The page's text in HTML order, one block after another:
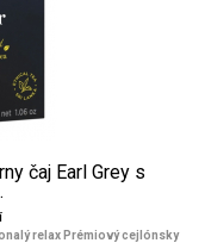
čaj Earl Grey s
relax Prémiový cejlónsky